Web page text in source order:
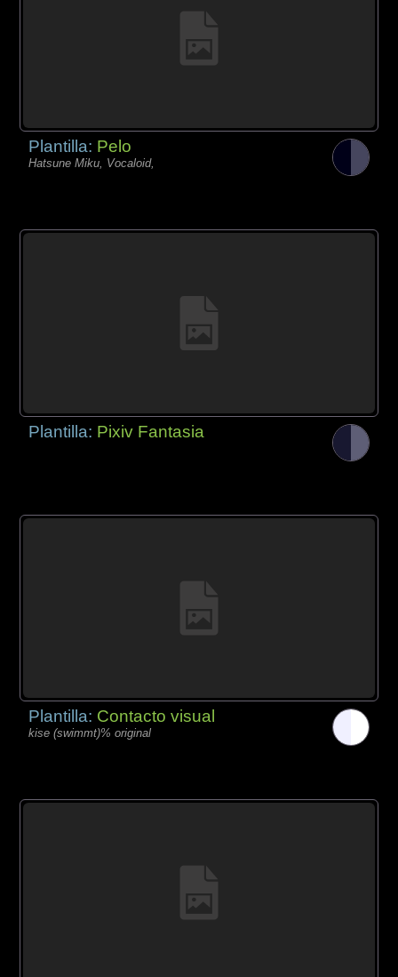
Plantilla: Pelo
Hatsune Miku, Vocaloid,
Plantilla: Pixiv Fantasia
Plantilla: Contacto visual
kise (swimmt)% original